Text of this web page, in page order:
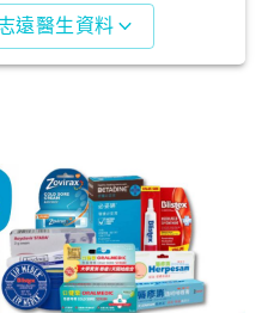
遠醫生資料